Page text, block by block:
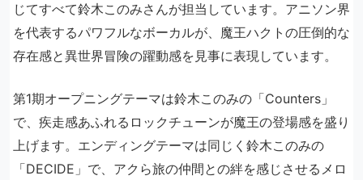
じてすべて鈴木このみさんが担当しています。アニソン界
を代表するパワフルなボーカルが、魔王ハクトの圧倒的な
存在感と異世界冒険の躍動感を見事に表現しています。
第1期オープニングテーマは鈴木このみの「Counters」
で、疾走感あふれるロックチューンが魔王の登場感を盛り
上げます。エンディングテーマは同じく鈴木このみの
「DECIDE」で、アクら旅の仲間との絆を感じさせるメロ